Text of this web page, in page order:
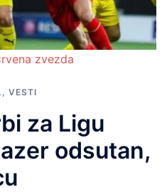
zvezda
VESTI
za Ligu
odsutan,